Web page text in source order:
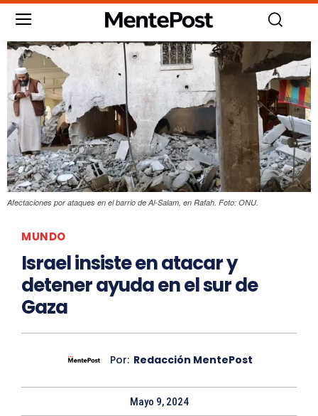
Afectaciones por ataques en el barrio de Al-Salam, en Rafah. Foto: ONU.
MUNDO
Israel insiste en atacar y
detener ayuda en el sur de
Gaza
Por: Redacción MentePost
Mayo 9, 2024